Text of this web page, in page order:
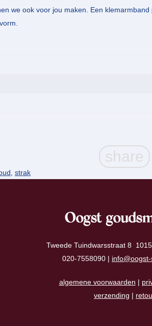
we ook voor jou maken. Een
strak
Oogst
Tweede Tuindwarsstraat 8
020-7558090 |
algemene voorwaarden |
verzending |